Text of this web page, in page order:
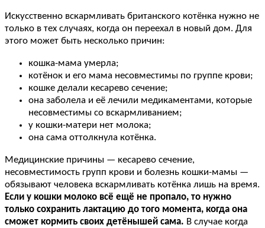
Искусственно вскармливать британского котёнка нужно не
только в тех случаях, когда он переехал в новый дом. Для
этого может быть несколько причин:
кошка-мама умерла;
котёнок и его мама несовместимы по группе крови;
кошке делали кесарево сечение;
она заболела и её лечили медикаментами, которые
несовместимы со вскармливанием;
у кошки-матери нет молока;
она сама оттолкнула котёнка.
Медицинские причины — кесарево сечение,
несовместимость групп крови и болезнь кошки-мамы —
обязывают человека вскармливать котёнка лишь на время.
Если у кошки молоко всё ещё не пропало, то нужно
только сохранить лактацию до того момента, когда она
сможет кормить своих детёнышей сама. В случае когда